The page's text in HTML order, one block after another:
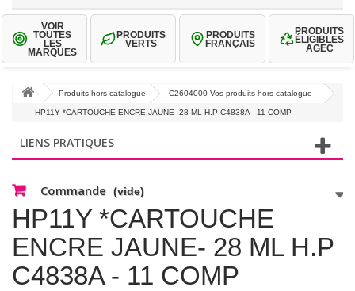
VOIR
TOUTES
LES
MARQUES
PRODUITS
VERTS
PRODUITS
FRANÇAIS
PRODUITS
ÉLIGIBLES
AGEC
Produits hors catalogue C2604000 Vos produits hors catalogue
HP11Y *CARTOUCHE ENCRE JAUNE- 28 ML H.P C4838A - 11 COMP
LIENS PRATIQUES
Commande (vide)
HP11Y *CARTOUCHE
ENCRE JAUNE- 28 ML H.P
C4838A - 11 COMP